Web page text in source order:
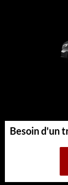
Besoin d'un